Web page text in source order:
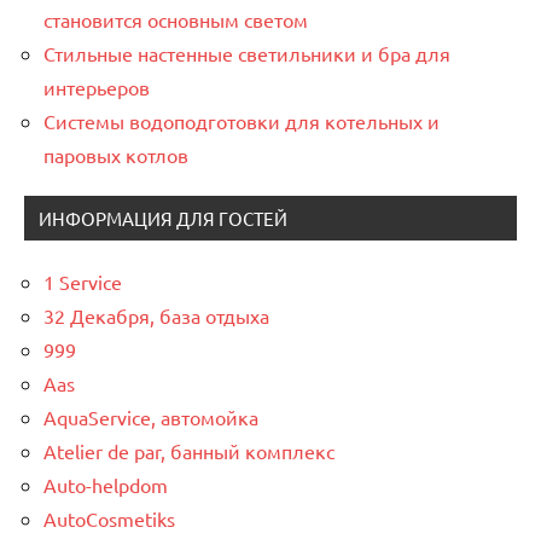
становится основным светом
Стильные настенные светильники и бра для
интерьеров
Системы водоподготовки для котельных и
паровых котлов
ИНФОРМАЦИЯ ДЛЯ ГОСТЕЙ
1 Service
32 Декабря, база отдыха
999
Aas
AquaService, автомойка
Atelier de par, банный комплекс
Auto-helpdom
AutoCosmetiks